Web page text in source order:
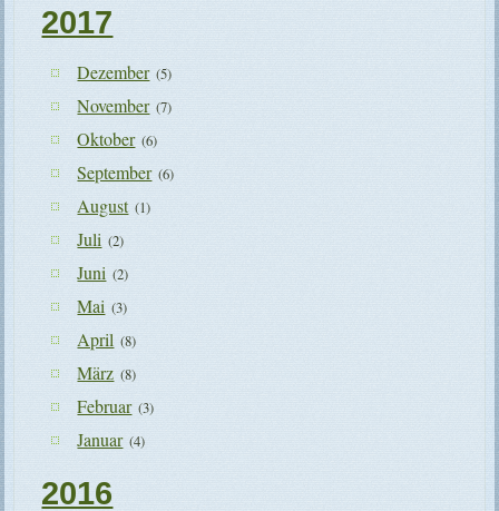
2017
Dezember (5)
November (7)
Oktober (6)
September (6)
August (1)
Juli (2)
Juni (2)
Mai (3)
April (8)
März (8)
Februar (3)
Januar (4)
2016